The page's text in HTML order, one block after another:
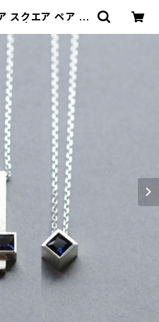
スクエア ペア ネ